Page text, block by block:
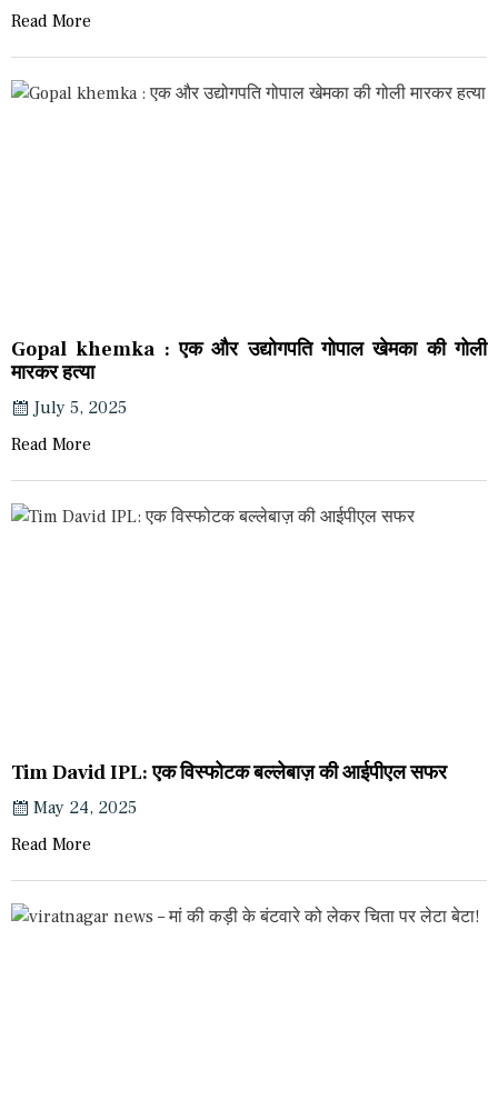
Read More
Gopal khemka : एक और उद्योगपति गोपाल खेमका की गोली
मारकर हत्या
July 5, 2025
Read More
Tim David IPL: एक विस्फोटक बल्लेबाज़ की आईपीएल सफर
May 24, 2025
Read More